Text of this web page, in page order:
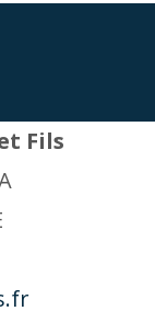
Fils